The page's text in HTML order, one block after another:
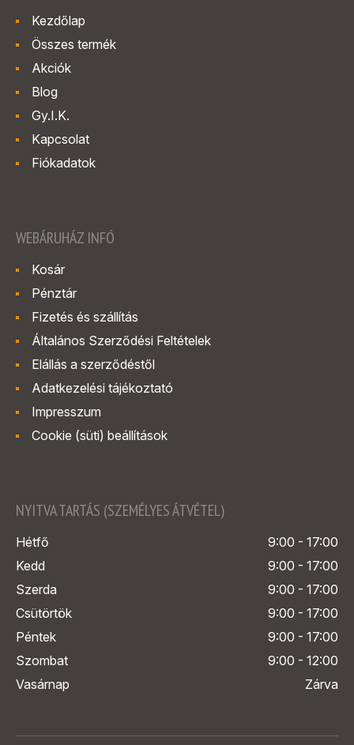
Kezdőlap
Összes termék
Akciók
Blog
Gy.I.K.
Kapcsolat
Fiókadatok
WEBÁRUHÁZ INFÓ
Kosár
Pénztár
Fizetés és szállítás
Általános Szerződési Feltételek
Elállás a szerződéstől
Adatkezelési tájékoztató
Impresszum
Cookie (süti) beállítások
NYITVA TARTÁS (SZEMÉLYES ÁTVÉTEL)
Hétfő
9:00 - 17:00
Kedd
9:00 - 17:00
Szerda
9:00 - 17:00
Csütörtök
9:00 - 17:00
Péntek
9:00 - 17:00
Szombat
9:00 - 12:00
Vasárnap
Zárva